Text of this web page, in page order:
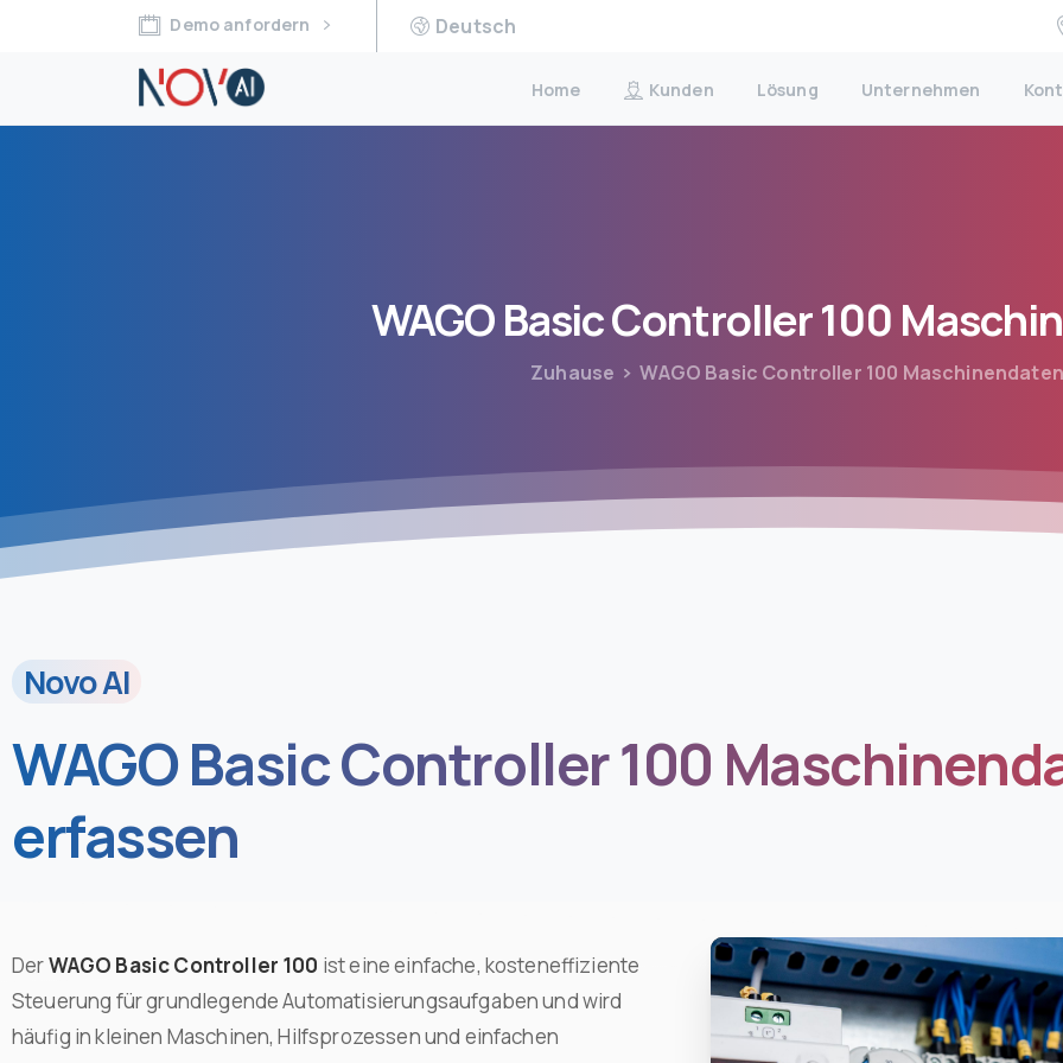
Demo anfordern Deutsch
Home Kunden Lösung Unternehmen
WAGOBasicController100
Zuhause WAGO Basic Controller 100 Maschinendaten
Novo AI
WAGO Basic Controller 100
erfassen
DerWAGO Basic Controller 100 ist eine einfache, kosteneffiziente
Steuerung für grundlegende Automatisierungsaufgaben und wird
häufig in kleinen Maschinen, Hilfsprozessen und einfachen